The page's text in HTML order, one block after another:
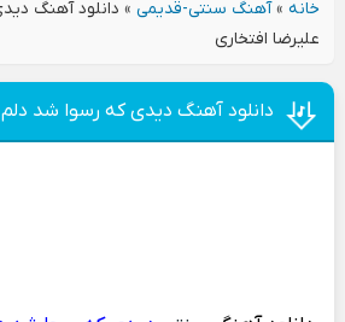
خانه»آهنگ سنتی-قدیمی» دانلود آهنگ
علیرضا افتخاری
دانلود آهنگ دیدی که رسوا شد دلم